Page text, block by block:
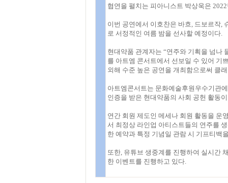
협연을 펼치는 피아니스트 박상욱은
이번 공연에서 이호찬은 바흐, 드보르작,
로 서정적인 여름 밤을 선사할 예정이다.
현대약품 관계자는 “연주와 기획을 넘나
를 아트엠 콘서트에서 선보일 수 있어 기
외해 수준 높은 공연을 개최함으로써 클
아트엠콘서트는 문화예술후원우수기관
인증을 받은 현대약품의 사회 공헌 활동
연간 회원 제도인 메세나 회원 활동을 운
서 최정상 라인업 아티스트들의 연주를
한 예약과 특정 기념일 관람 시 기프티백
또한, 유튜브 생중계를 진행하여 실시간
한 이벤트를 진행하고 있다.